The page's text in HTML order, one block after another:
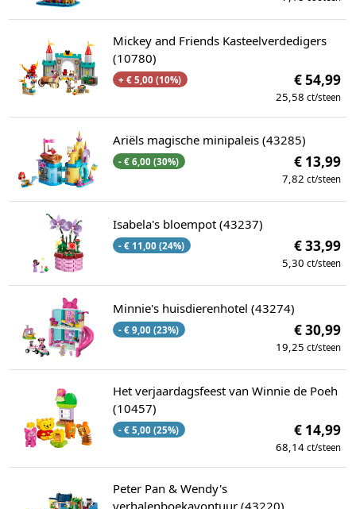
Mickey and Friends Kasteelverdedigers
(10780)
+ € 5,00 (10%) € 54,99
25,58 ct/steen
Ariëls magische minipaleis (43285)
- € 6,00 (30%) € 13,99
7,82 ct/steen
Isabela's bloempot (43237)
- € 11,00 (24%) € 33,99
5,30 ct/steen
Minnie's huisdierenhotel (43274)
- € 9,00 (23%) € 30,99
19,25 ct/steen
Het verjaardagsfeest van Winnie de Poeh
(10457)
- € 5,00 (25%) € 14,99
68,14 ct/steen
Peter Pan & Wendy's
verhalenboekavontuur (43220)